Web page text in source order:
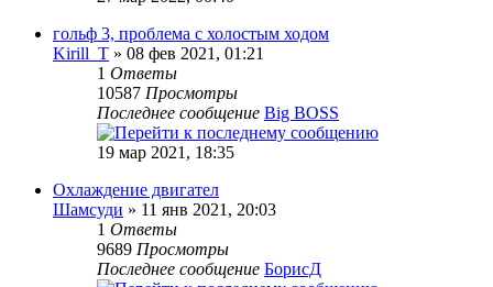
гольф 3, проблема с холостым ходом
Kirill_T » 08 фев 2021, 01:21
1 Ответы
10587 Просмотры
Последнее сообщение Big BOSS
19 мар 2021, 18:35
Охлаждение двигател
Шамсуди » 11 янв 2021, 20:03
1 Ответы
9689 Просмотры
Последнее сообщение БорисД